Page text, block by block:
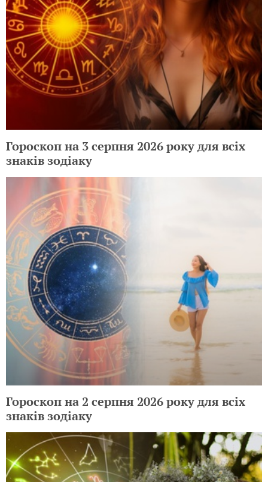
Гороскоп на 3 серпня 2026 року для всіх
знаків зодіаку
Гороскоп на 2 серпня 2026 року для всіх
знаків зодіаку